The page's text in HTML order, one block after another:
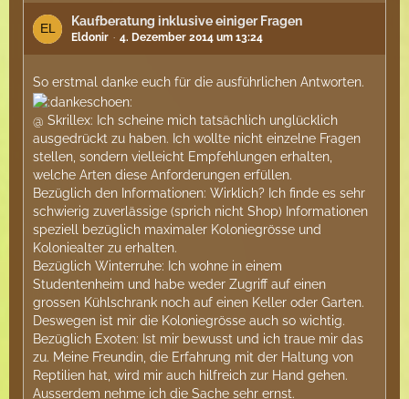
Kaufberatung inklusive einiger Fragen
Eldonir 4. Dezember 2014 um 13:24
So erstmal danke euch für die ausführlichen Antworten.
@ Skrillex: Ich scheine mich tatsächlich unglücklich
ausgedrückt zu haben. Ich wollte nicht einzelne Fragen
stellen, sondern vielleicht Empfehlungen erhalten,
welche Arten diese Anforderungen erfüllen.
Bezüglich den Informationen: Wirklich? Ich finde es sehr
schwierig zuverlässige (sprich nicht Shop) Informationen
speziell bezüglich maximaler Koloniegrösse und
Koloniealter zu erhalten.
Bezüglich Winterruhe: Ich wohne in einem
Studentenheim und habe weder Zugriff auf einen
grossen Kühlschrank noch auf einen Keller oder Garten.
Deswegen ist mir die Koloniegrösse auch so wichtig.
Bezüglich Exoten: Ist mir bewusst und ich traue mir das
zu. Meine Freundin, die Erfahrung mit der Haltung von
Reptilien hat, wird mir auch hilfreich zur Hand gehen.
Ausserdem nehme ich die Sache sehr ernst.